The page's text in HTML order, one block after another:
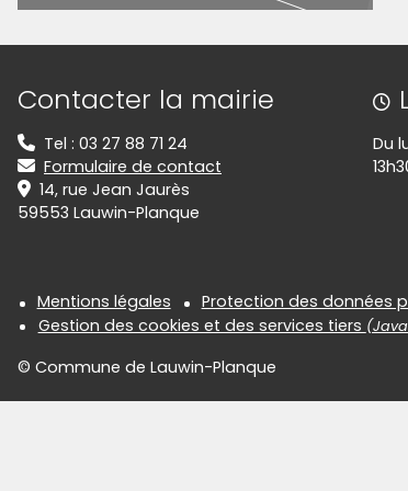
Informations de
Contacter la mairie
Tel : 03 27 88 71 24
Formulaire de contact
14, rue Jean Jaurès
59553 Lauwin-Planque
Du
Informations
Mentions légales
Protection des données
Gestion des cookies et des services tiers
© Commune de Lauwin-Planque